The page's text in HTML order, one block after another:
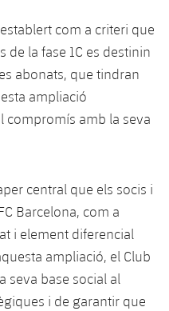
com a criteri que
de la fase 1C es destinin
abonats, que tindran
ampliació
compromís amb la seva
central que els socis i
Barcelona, com a
i element diferencial
ampliació, el Club
seva base social al
i de garantir que